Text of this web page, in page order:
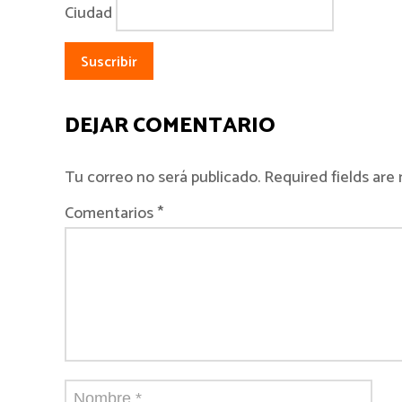
Ciudad
DEJAR COMENTARIO
Tu correo no será publicado. Required fields are
Comentarios *